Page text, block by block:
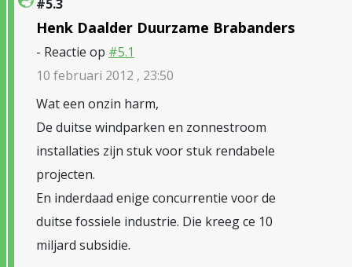
#5.3
Henk Daalder Duurzame Brabanders
- Reactie op #5.1
10 februari 2012 , 23:50
Wat een onzin harm,
De duitse windparken en zonnestroom
installaties zijn stuk voor stuk rendabele
projecten.
En inderdaad enige concurrentie voor de
duitse fossiele industrie. Die kreeg ce 10
miljard subsidie.